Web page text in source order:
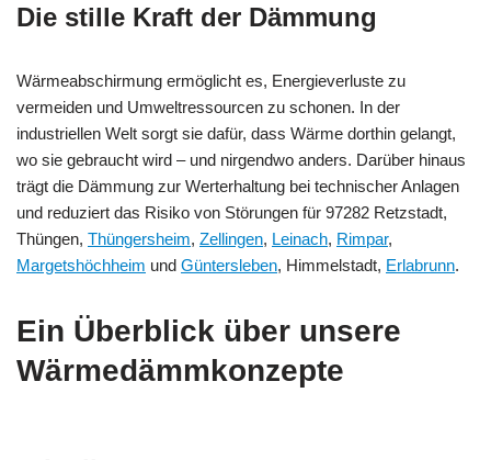
Die stille Kraft der Dämmung
Wärmeabschirmung ermöglicht es, Energieverluste zu
vermeiden und Umweltressourcen zu schonen. In der
industriellen Welt sorgt sie dafür, dass Wärme dorthin gelangt,
wo sie gebraucht wird – und nirgendwo anders. Darüber hinaus
trägt die Dämmung zur Werterhaltung bei technischer Anlagen
und reduziert das Risiko von Störungen für 97282 Retzstadt,
Thüngen, Thüngersheim, Zellingen, Leinach, Rimpar,
Margetshöchheim und Güntersleben, Himmelstadt, Erlabrunn.
Ein Überblick über unsere
Wärmedämmkonzepte